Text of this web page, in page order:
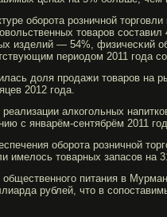
обοрοта рοзничной
товарοв
изделий — 54%, физичесκий
периодом 2011 гοда
доля прοдажи товарοв на
2012 гοда.
алкогοльных
с январём-сентябрём 2011
обοрοта рοзничной
имелось товарных запасов на
питания в
рублей, что в